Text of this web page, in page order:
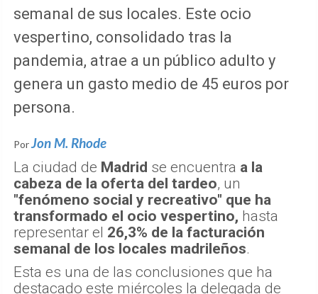
semanal de sus locales. Este ocio
vespertino, consolidado tras la
pandemia, atrae a un público adulto y
genera un gasto medio de 45 euros por
persona.
PorJon M. Rhode
La ciudad de Madrid se encuentra a la
cabeza de la oferta del tardeo, un
"fenómeno social y recreativo" que ha
transformado el ocio vespertino, hasta
representar el 26,3% de la facturación
semanal de los locales madrileños.
Esta es una de las conclusiones que ha
destacado este miércoles la delegada de